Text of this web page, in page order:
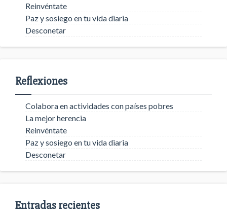
Reinvéntate
Paz y sosiego en tu vida diaria
Desconetar
Reflexiones
Colabora en actividades con países pobres
La mejor herencia
Reinvéntate
Paz y sosiego en tu vida diaria
Desconetar
Entradas recientes